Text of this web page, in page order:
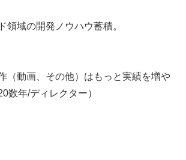
領域の開発ノウハウ蓄積。
（動画、その他）はもっと実績を増や
数年/ディレクター）